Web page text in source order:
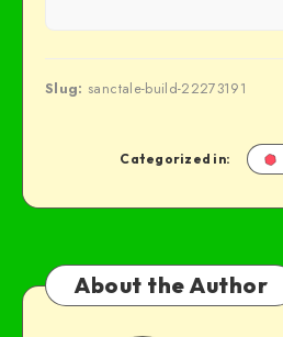
Slug: sanctale-build-22273191
Categorized in:
About the Author